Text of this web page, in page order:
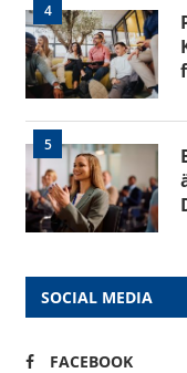
4
5
SOCIAL MEDIA
FACEBOOK